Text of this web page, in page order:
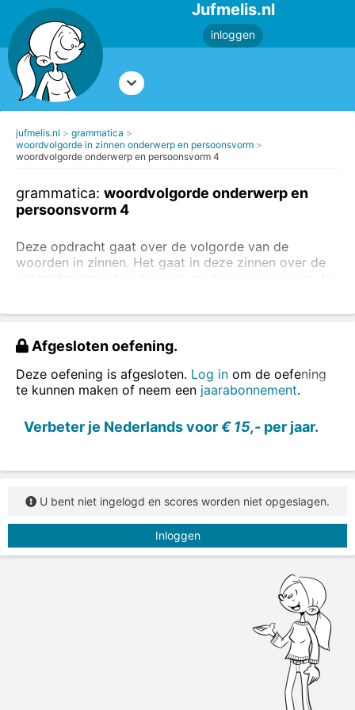
Jufmelis.nl
inloggen
jufmelis.nl
grammatica
woordvolgorde in zinnen onderwerp en persoonsvorm
woordvolgorde onderwerp en persoonsvorm 4
grammatica: woordvolgorde onderwerp en
persoonsvorm 4
Deze opdracht gaat over de volgorde van de
woorden in zinnen. Het gaat in deze zinnen over de
plaats in.
Soms is de juiste volgorde:
juiste volgorde gaan wij.
in:wij&gaan.
Afgesloten oefening.
Deze oefening is afgesloten. Log in om de oefening
te kunnen maken of neem een jaarabonnement.
Verbeter je Nederlands voor€ 15,- per jaar.
U bent niet ingelogd en scores worden niet opgeslagen.
Inloggen